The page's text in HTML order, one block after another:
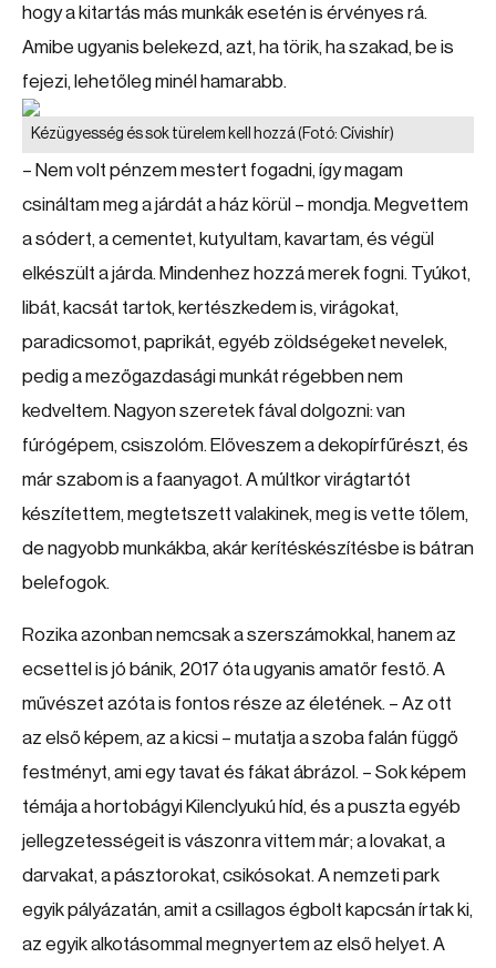
hogy a kitartás más munkák esetén is érvényes rá.
Amibe ugyanis belekezd, azt, ha törik, ha szakad, be is
fejezi, lehetőleg minél hamarabb.
Kézügyesség és sok türelem kell hozzá(Fotó: Cívishír)
– Nem volt pénzem mestert fogadni, így magam
csináltam meg a járdát a ház körül – mondja. Megvettem
a sódert, a cementet, kutyultam, kavartam, és végül
elkészült a járda. Mindenhez hozzá merek fogni. Tyúkot,
libát, kacsát tartok, kertészkedem is, virágokat,
paradicsomot, paprikát, egyéb zöldségeket nevelek,
pedig a mezőgazdasági munkát régebben nem
kedveltem. Nagyon szeretek fával dolgozni: van
fúrógépem, csiszolóm. Előveszem a dekopírfűrészt, és
már szabom is a faanyagot. A múltkor virágtartót
készítettem, megtetszett valakinek, meg is vette tőlem,
de nagyobb munkákba, akár kerítéskészítésbe is bátran
belefogok.
Rozika azonban nemcsak a szerszámokkal, hanem az
ecsettel is jó bánik, 2017 óta ugyanis amatőr festő. A
művészet azóta is fontos része az életének. – Az ott
az első képem, az a kicsi – mutatja a szoba falán függő
festményt, ami egy tavat és fákat ábrázol. – Sok képem
témája a hortobágyi Kilenclyukú híd, és a puszta egyéb
jellegzetességeit is vászonra vittem már; a lovakat, a
darvakat, a pásztorokat, csikósokat. A nemzeti park
egyik pályázatán, amit a csillagos égbolt kapcsán írtak ki,
az egyik alkotásommal megnyertem az első helyet. A